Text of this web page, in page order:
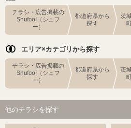
チラシ・広告掲載の
Shufoo!（シュフ
ー）
都道府県から
探す
茨
エリア×カテゴリから探す
チラシ・広告掲載の
Shufoo!（シュフ
ー）
都道府県から
探す
茨
他のチラシを探す